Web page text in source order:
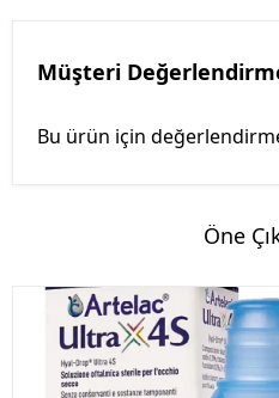
Müşteri
Bu ürün için
Öne